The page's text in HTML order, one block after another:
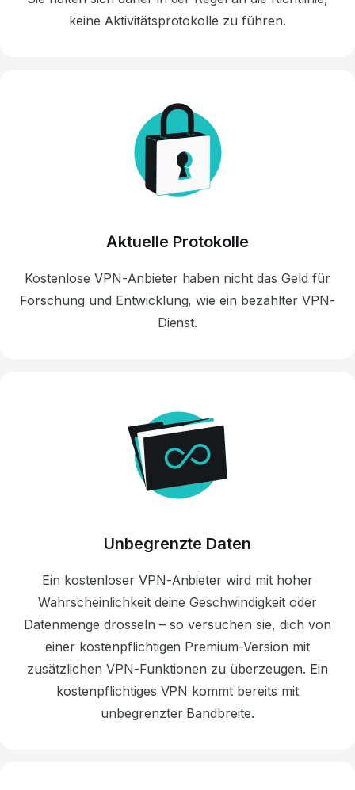
keine Aktivitätsprotokolle zu führen.
Aktuelle Protokolle
Kostenlose VPN-Anbieterhaben nicht das Geld für
Forschung und Entwicklung,wie ein bezahlter VPN-
Dienst.
Unbegrenzte Daten
Ein kostenloser VPN-Anbieter wird mit hoher
Wahrscheinlichkeit deine Geschwindigkeit oder
Datenmenge drosseln – so versuchen sie, dich von
einer kostenpflichtigen Premium-Version mit
zusätzlichen VPN-Funktionen zu überzeugen. Ein
kostenpflichtiges VPN kommt bereits mit
unbegrenzter Bandbreite.